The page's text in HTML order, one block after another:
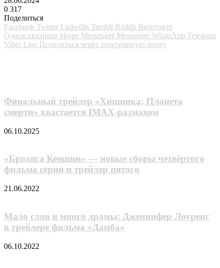
0 317
Поделиться
Facebook Twitter LinkedIn Tumblr Reddit Вконтакте
Одноклассники Skype Messenger Messenger WhatsApp Telegram
Viber Line Поделиться через электронную почту
Финальный трейлер «Хищника: Планета
смерти» хвастается IMAX-размахом
06.10.2025
«Бродяга Кенщин» — новые сборы четвёртого
фильма серии и трейлер пятого
21.06.2022
Мало слов и много драмы: Дженнифер Лоуренс
в трейлере фильма «Дамба»
06.10.2022